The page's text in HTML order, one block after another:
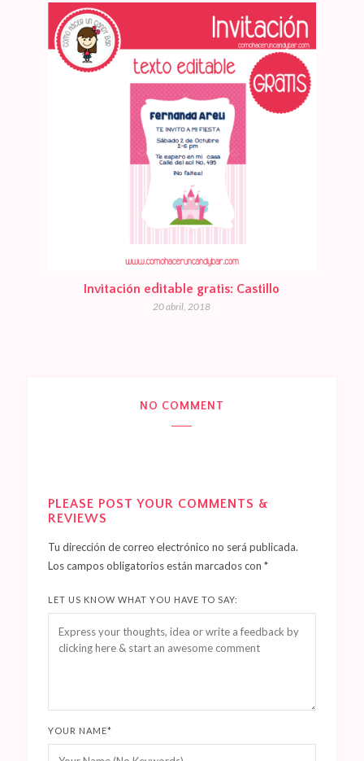
Invitación editable gratis: Castillo
20 abril, 2018
NO COMMENT
PLEASE POST YOUR COMMENTS &
REVIEWS
Tu dirección de correo electrónico no será publicada.
Los campos obligatorios están marcados con *
LET US KNOW WHAT YOU HAVE TO SAY:
YOUR NAME*